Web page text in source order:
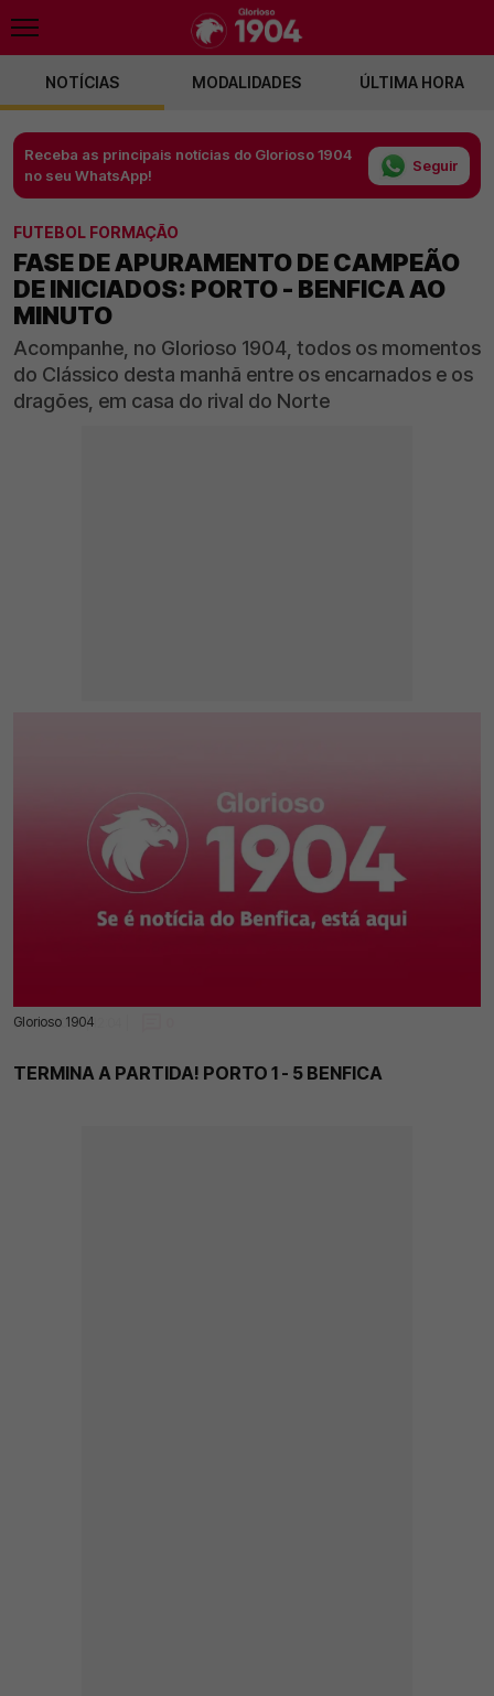
NOTÍCIAS MODALIDADES ÚLTIMA HORA
Receba as principais notícias do Glorioso 1904
no seu WhatsApp!
Seguir
FUTEBOL FORMAÇÃO
FASE DE APURAMENTO DE CAMPEÃO
DE INICIADOS: PORTO - BENFICA AO
MINUTO
Acompanhe, no Glorioso 1904, todos os momentos
do Clássico desta manhã entre os encarnados e os
dragões, em casa do rival do Norte
Glorioso 1904
01 Mai 2025 | 12:04 |
TERMINA A PARTIDA! PORTO 1 - 5 BENFICA